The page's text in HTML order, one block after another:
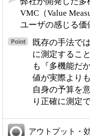
VMC（Value
ユーザの感じる
既存の手法で
に測定するこ
も『多機能だ
値が実際より
自身の予算を
り正確に測定
アウトプット・